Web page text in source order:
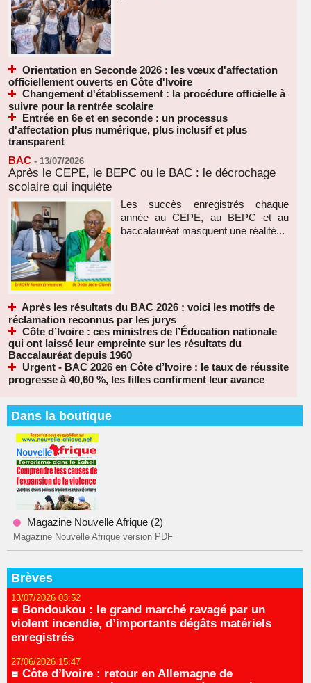
Orientation en Seconde 2026 : les vœux d'affectation
officiellement ouverts en Côte d'Ivoire
Changement d'établissement : la procédure officielle à
suivre pour la rentrée scolaire
Entrée en 6e et en seconde : un processus
d'affectation plus numérique, plus inclusif et plus
transparent
BAC - 13/07/2026
Après le CEPE, le BEPC ou le BAC : le décrochage
scolaire qui inquiète
Les succès enregistrés chaque
année au CEPE, au BEPC et au
baccalauréat masquent une réalité...
Après les résultats du BAC 2026 : voici les motifs de
réclamation reconnus par les jurys
Côte d’Ivoire : ces ministres de l’Éducation nationale
qui ont laissé leur empreinte sur les résultats du
Baccalauréat depuis 1960
Urgent - BAC 2026 en Côte d’Ivoire : le taux de réussite
progresse à 40,60 %, les filles confirment leur avance
Dans la boutique
Magazine Nouvelle Afrique (2)
Magazine Nouvelle Afrique version PDF
Brèves
13/07/2026 03:52
Bondoukou : le grand marché ravagé par un
violent incendie, d’importants dégâts matériels
enregistrés
27/06/2026 15:47
Côte d’Ivoire : retour en Allemagne de